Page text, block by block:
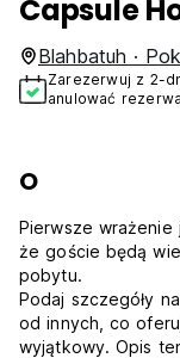
Capsule
Blahbatuh ·
Zarezerwuj z 2-
anulować
O
Pierwsze wrażenie
że goście będą
pobytu.
Podaj szczegóły
od innych, co
wyjątkowy. Opis